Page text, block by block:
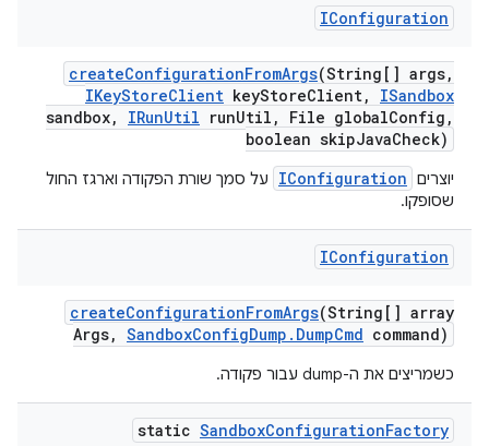
IConfiguration
createConfigurationFromArgs(String[] args,
IKeyStoreClient keyStoreClient,
ISandbox
sandbox, IRunUtil runUtil , File globalConfig ,
boolean skipJavaCheck)
יוצרים IConfiguration
על סמך שורת הפקודה וארגז החול
שסופקו.
IConfiguration
createConfigurationFromArgs(String[] array
Args, SandboxConfigDump . DumpCmd command)
כשמריצים את ה-dump עבור פקודה.
static SandboxConfigurationFactory